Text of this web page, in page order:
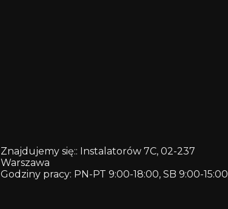
Znajdujemy się:: Instalatorów 7C, 02-237
Warszawa
Godziny pracy: PN-PT 9:00-18:00, SB 9:00-15:00